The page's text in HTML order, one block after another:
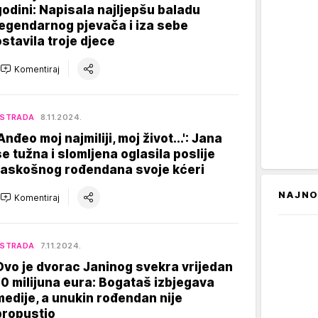
Napisala najljepšu baladu
pjevača i iza sebe
troje djece
Komentiraj
8.11.2024.
moj najmiliji, moj život...': Jana
tužna i slomljena oglasila poslije
rođendana svoje kćeri
Komentiraj
7.11.2024.
je dvorac Janinog svekra vrijedan
milijuna eura: Bogataš izbjegava
a unukin rođendan nije